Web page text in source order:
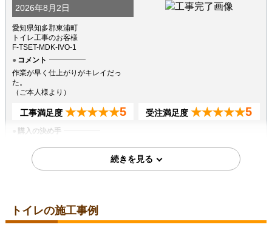
2026年8月2日
愛知県知多郡東浦町
トイレ工事のお客様
F-TSET-MDK-IVO-1
コメント
作業が早く仕上がりがキレイだっ
た。
（ご本人様より）
工事満足度 ★★★★★5 受注満足度 ★★★★★5
購入の決め手
商品選定がしやすかった 価格が安かった
埼玉県越谷市
トイレ工事のお客様
XCH1601WS
トイレの施工事例